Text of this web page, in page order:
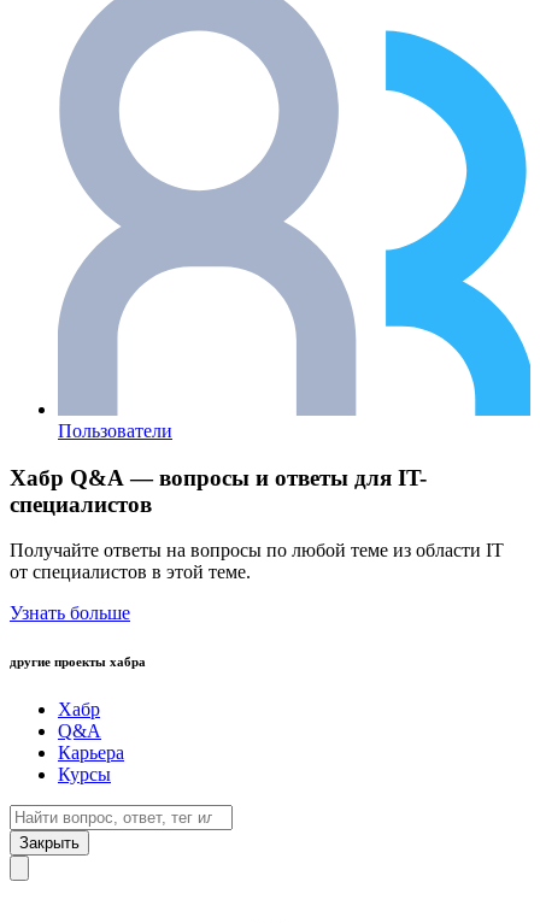
Пользователи
Хабр Q&A — вопросы и ответы для IT-
специалистов
Получайте ответы на вопросы по любой теме из области IT
от специалистов в этой теме.
Узнать больше
другие проекты хабра
Хабр
Q&A
Карьера
Курсы
Закрыть